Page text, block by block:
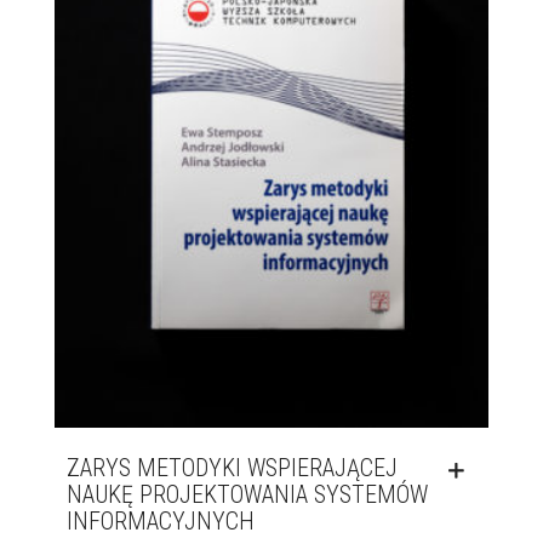
ZARYS METODYKI WSPIERAJĄCEJ
NAUKĘ PROJEKTOWANIA SYSTEMÓW
INFORMACYJNYCH